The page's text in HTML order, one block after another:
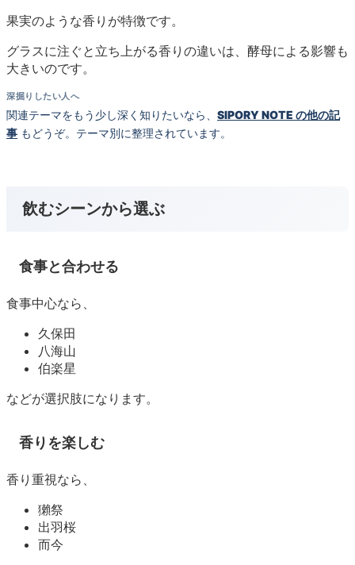
果実のような香りが特徴です。
グラスに注ぐと立ち上がる香りの違いは、酵母による影響も
大きいのです。
深掘りしたい人へ
関連テーマをもう少し深く知りたいなら、 SIPORY NOTE の他の記
事 もどうぞ。テーマ別に整理されています。
飲むシーンから選ぶ
食事と合わせる
食事中心なら、
久保田
八海山
伯楽星
などが選択肢になります。
香りを楽しむ
香り重視なら、
獺祭
出羽桜
而今